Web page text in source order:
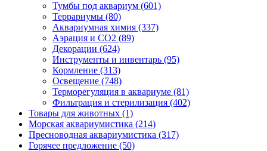
Тумбы под аквариум (601)
Террариумы (80)
Аквариумная химия (337)
Аэрация и CO2 (89)
Декорации (624)
Инструменты и инвентарь (95)
Кормление (313)
Освещение (748)
Терморегуляция в аквариуме (81)
Фильтрация и стерилизация (402)
Товары для животных (1)
Морская аквариумистика (214)
Пресноводная аквариумистика (317)
Горячее предложение (50)